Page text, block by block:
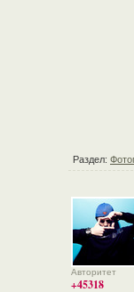
Раздел:
Авторитет
+45318